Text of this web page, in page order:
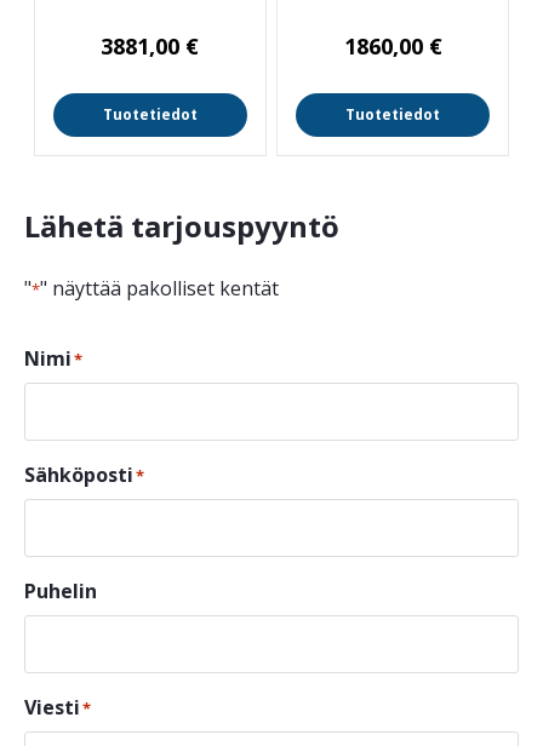
3881,00 €
Tuotetiedot
1860,00 €
Tuotetiedot
Lähetä tarjouspyyntö
"*" näyttää pakolliset kentät
Nimi*
Sähköposti*
Puhelin
Viesti*